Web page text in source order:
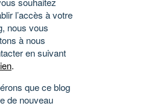
l’accès à votre
nous vous
à nous
en suivant
.
que ce blog
de nouveau